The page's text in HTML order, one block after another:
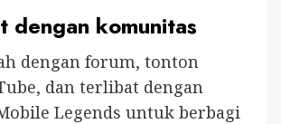
dengan komunitas
dengan forum, tonton
dan terlibat dengan
Legends untuk berbagi